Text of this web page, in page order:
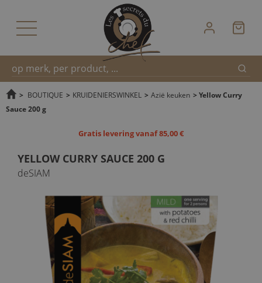
Snel
> BOUTIQUE > KRUIDENIERSWINKEL > Azië keuken > Yellow Curry
Sauce 200 g
Gratis levering vanaf 85,00 €
YELLOW CURRY SAUCE 200 G
deSIAM